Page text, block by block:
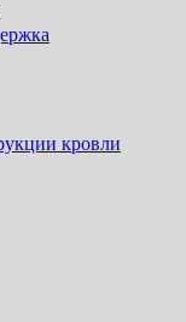
кровли